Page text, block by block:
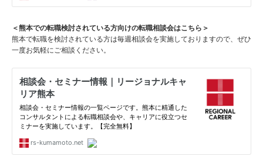
＜熊本での転職検討されている方向けの転職相談会はこちら＞
熊本で転職を検討されている方は毎週相談会を実施しておりますので、ぜひ
一度お気軽にご相談ください。